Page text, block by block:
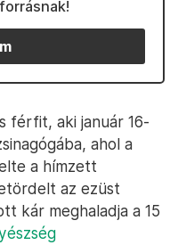
férfit, aki január 16-
ahol a
a hímzett
az ezüst
kár meghaladja a 15